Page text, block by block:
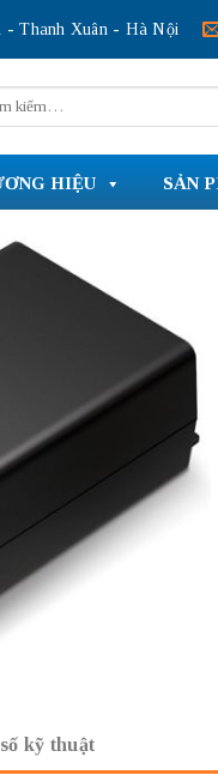
- Thanh Xuân - Hà Nội
HIỆU SẢN
kỹ thuật